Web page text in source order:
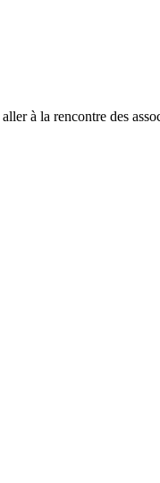
à la rencontre des